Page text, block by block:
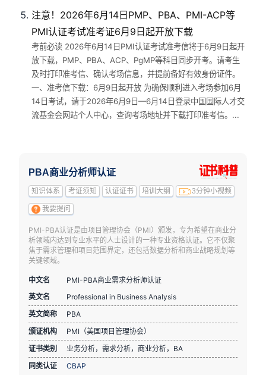
注意！2026年6月14日PMP、PBA、PMI-ACP等
PMI认证考试准考证6月9日起开放下载
考前必读 2026年6月14日PMI认证考试准考信将于6月9日起开
放下载，PMP、PBA、ACP、PgMP等科目同步开考。请考生
及时打印准考信、确认考场信息，并提前备好有效身份证件。
一、准考信下载：6月9日起开放 为确保顺利进入考场参加6月
14日考试，请于2026年6月9日—6月14日登录中国国际人才交
流基金会网站个人中心，查询考场地址并下载打印准考信。...
PBA商业分析师认证
知识体系 考证须知 认证证书 培训大纲 3分钟小视频
我要提问
PMI-PBA认证是由项目管理协会（PMI）颁发，专为希望在商业分
析领域内达到专业水平的人士设计的一种专业资格认证。它不仅聚
焦于需求管理和项目范围界定，还包括数据分析和商业战略规划等
关键领域。
中文名
PMI-PBA商业需求分析师认证
英文名
Professional in Business Analysis
英文简称
PBA
颁证机构
PMI（美国项目管理协会）
证书类别
业务分析，需求分析，商业分析，BA
同类认证
CBAP